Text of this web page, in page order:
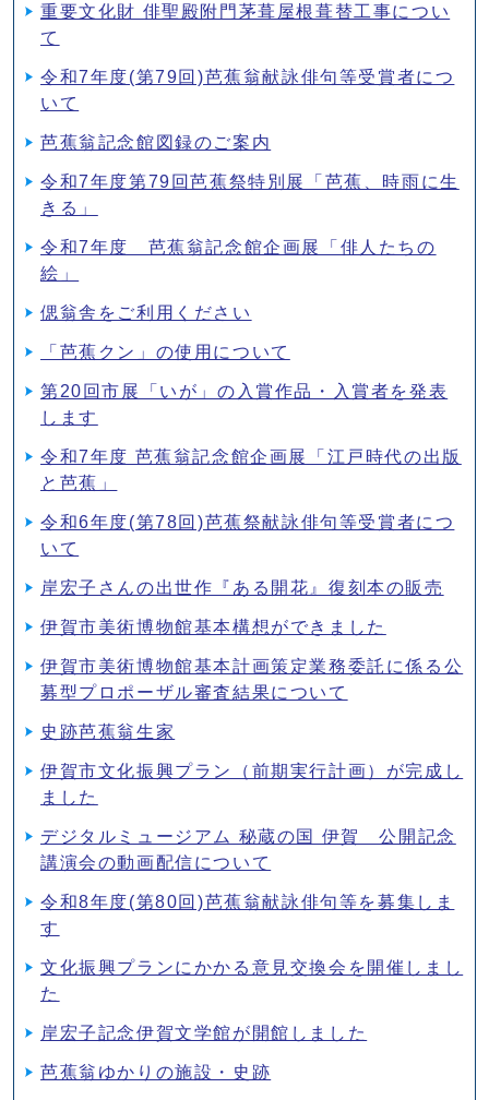
重要文化財 俳聖殿附門茅葺屋根葺替工事につい
て
令和7年度(第79回)芭蕉翁献詠俳句等受賞者につ
いて
芭蕉翁記念館図録のご案内
令和7年度第79回芭蕉祭特別展「芭蕉、時雨に生
きる」
令和7年度 芭蕉翁記念館企画展「俳人たちの
絵」
偲翁舎をご利用ください
「芭蕉クン」の使用について
第20回市展「いが」の入賞作品・入賞者を発表
します
令和7年度 芭蕉翁記念館企画展「江戸時代の出版
と芭蕉」
令和6年度(第78回)芭蕉祭献詠俳句等受賞者につ
いて
岸宏子さんの出世作『ある開花』復刻本の販売
伊賀市美術博物館基本構想ができました
伊賀市美術博物館基本計画策定業務委託に係る公
募型プロポーザル審査結果について
史跡芭蕉翁生家
伊賀市文化振興プラン（前期実行計画）が完成し
ました
デジタルミュージアム 秘蔵の国 伊賀 公開記念
講演会の動画配信について
令和8年度(第80回)芭蕉翁献詠俳句等を募集しま
す
文化振興プランにかかる意見交換会を開催しまし
た
岸宏子記念伊賀文学館が開館しました
芭蕉翁ゆかりの施設・史跡